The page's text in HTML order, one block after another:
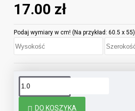
17.00 zł
Podaj wymiary w cm! (Na przykład: 60.5 x 55)
DO KOSZYKA